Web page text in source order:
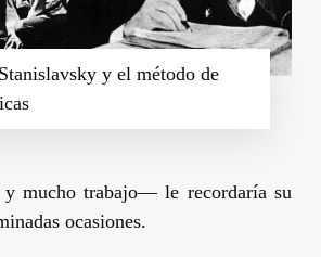
y el método de
mucho trabajo— le recordaría su
ocasiones.